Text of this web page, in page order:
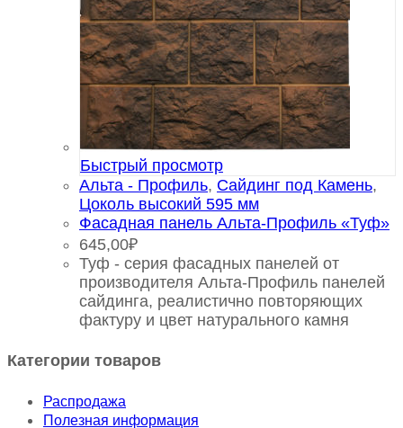
Быстрый просмотр
Альта - Профиль, Сайдинг под Камень,
Цоколь высокий 595 мм
Фасадная панель Альта-Профиль «Туф»
645,00₽
Туф - серия фасадных панелей от
производителя Альта-Профиль панелей
сайдинга, реалистично повторяющих
фактуру и цвет натурального камня
Категории товаров
Распродажа
Полезная информация